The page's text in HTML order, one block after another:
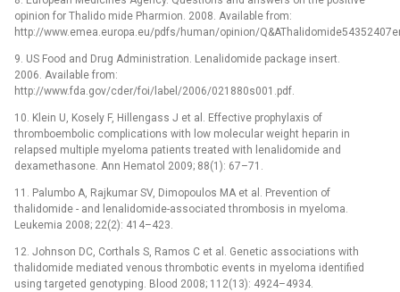
opinion for Thalido mide Pharmion. 2008. Available from:
http://www.emea.europa.eu/pdfs/human/opinion/
9. US Food and Drug Administration. Lenalidomide package insert.
2006. Available from:
http://www.fda.gov/cder/foi/label/2006/021880s001.pdf.
10. Klein U, Kosely F, Hillengass J et al. Effective prophylaxis of
thromboembolic complications with low molecular weight heparin in
relapsed multiple myeloma patients treated with lenalidomide and
dexamethasone. Ann Hematol 2009; 88(1): 67–71.
11. Palumbo A, Rajkumar SV, Dimopoulos MA et al. Prevention of
thalidomide -⁠ and lenalidomide-associated thrombosis in myeloma.
Leukemia 2008; 22(2): 414–423.
12. Johnson DC, Corthals S, Ramos C et al. Genetic associations with
thalidomide mediated venous thrombotic events in myeloma identified
using targeted genotyping. Blood 2008; 112(13): 4924–4934.